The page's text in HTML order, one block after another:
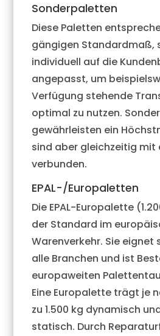
Sonderpaletten
Diese Paletten
gängigen Standardmaß,
individuell auf die
angepasst, um
Verfügung stehende
optimal zu nutzen.
gewährleisten ein
sind aber gleichzeitig mit
verbunden.
EPAL-/Europaletten
Die EPAL-Europalette
der Standard im
Warenverkehr. Sie eignet
alle Branchen und ist
europaweiten
Eine Europalette trägt je
zu 1.500 kg dynamisch
statisch. Durch